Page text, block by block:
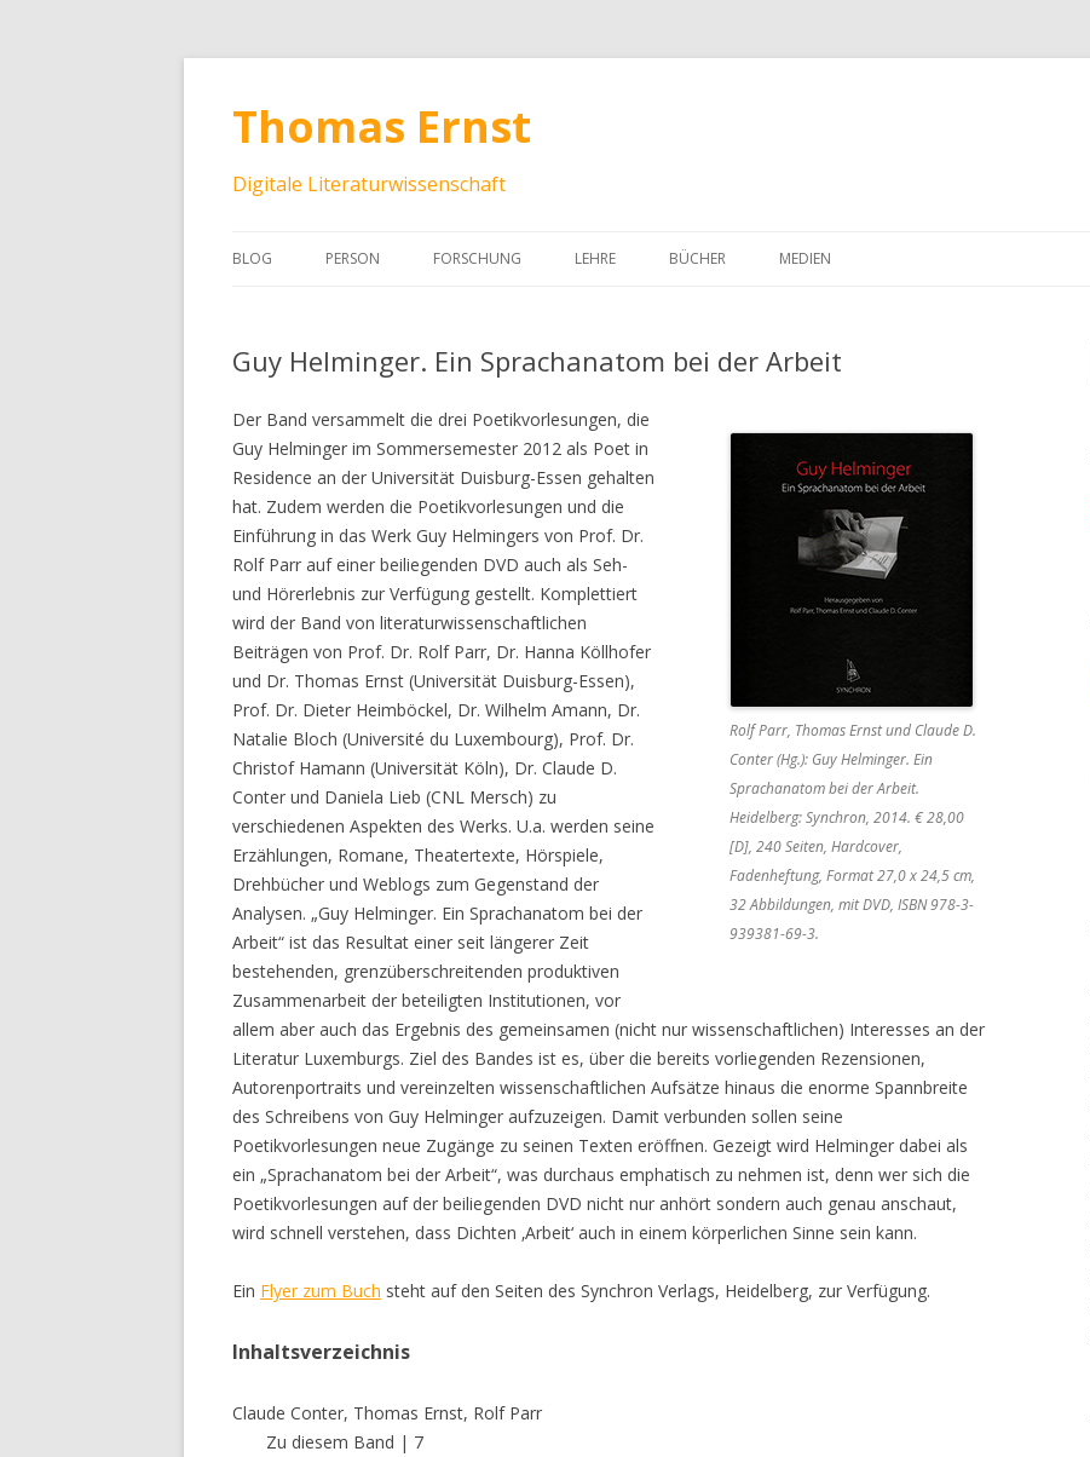
Thomas Ernst
Digitale Literaturwissenschaft
to
BLOG PERSON FORSCHUNG LEHRE BÜCHER MEDIEN
Guy Helminger. Ein Sprachanatom bei der Arbeit
Rolf Parr, Thomas Ernst und Claude D.
Conter (Hg.): Guy Helminger. Ein
Sprachanatom bei der Arbeit.
Heidelberg: Synchron, 2014. € 28,00
[D], 240 Seiten, Hardcover,
Fadenheftung, Format 27,0 x 24,5 cm,
32 Abbildungen, mit DVD, ISBN 978-3-
939381-69-3.
Der Band versammelt die drei Poetikvorlesungen, die
Guy Helminger im Sommersemester 2012 als Poet in
Residence an der Universität Duisburg-Essen gehalten
hat. Zudem werden die Poetikvorlesungen und die
Einführung in das Werk Guy Helmingers von Prof. Dr.
Rolf Parr auf einer beiliegenden DVD auch als Seh-
und Hörerlebnis zur Verfügung gestellt. Komplettiert
wird der Band von literaturwissenschaftlichen
Beiträgen von Prof. Dr. Rolf Parr, Dr. Hanna Köllhofer
und Dr. Thomas Ernst (Universität Duisburg-Essen),
Prof. Dr. Dieter Heimböckel, Dr. Wilhelm Amann, Dr.
Natalie Bloch (Université du Luxembourg), Prof. Dr.
Christof Hamann (Universität Köln), Dr. Claude D.
Conter und Daniela Lieb (CNL Mersch) zu
verschiedenen Aspekten des Werks. U.a. werden seine
Erzählungen, Romane, Theatertexte, Hörspiele,
Drehbücher und Weblogs zum Gegenstand der
Analysen. „Guy Helminger. Ein Sprachanatom bei der
Arbeit“ ist das Resultat einer seit längerer Zeit
bestehenden, grenzüberschreitenden produktiven
Zusammenarbeit der beteiligten Institutionen, vor
allem aber auch das Ergebnis des gemeinsamen (nicht nur wissenschaftlichen) Interesses an der
Literatur Luxemburgs. Ziel des Bandes ist es, über die bereits vorliegenden Rezensionen,
Autorenportraits und vereinzelten wissenschaftlichen Aufsätze hinaus die enorme Spannbreite
des Schreibens von Guy Helminger aufzuzeigen. Damit verbunden sollen seine
Poetikvorlesungen neue Zugänge zu seinen Texten eröffnen. Gezeigt wird Helminger dabei als
ein „Sprachanatom bei der Arbeit“, was durchaus emphatisch zu nehmen ist, denn wer sich die
Poetikvorlesungen auf der beiliegenden DVD nicht nur anhört sondern auch genau anschaut,
wird schnell verstehen, dass Dichten ‚Arbeit‘ auch in einem körperlichen Sinne sein kann.
Ein Flyer zum Buch steht auf den Seiten des Synchron Verlags, Heidelberg, zur Verfügung.
Inhaltsverzeichnis
Claude Conter, Thomas Ernst, Rolf Parr
Zu diesem Band | 7